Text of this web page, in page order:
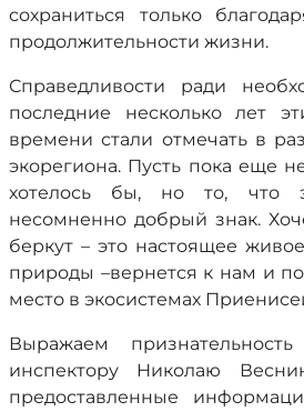
сохраниться только
продолжительности жизни.
Справедливости ради
последние несколько лет
времени стали отмечать в
экорегиона. Пусть пока еще
хотелось бы, но то, что
несомненно добрый знак.
беркут – это настоящее
природы –вернется к нам и
место в экосистемах
Выражаем признательность
инспектору Николаю
предоставленные